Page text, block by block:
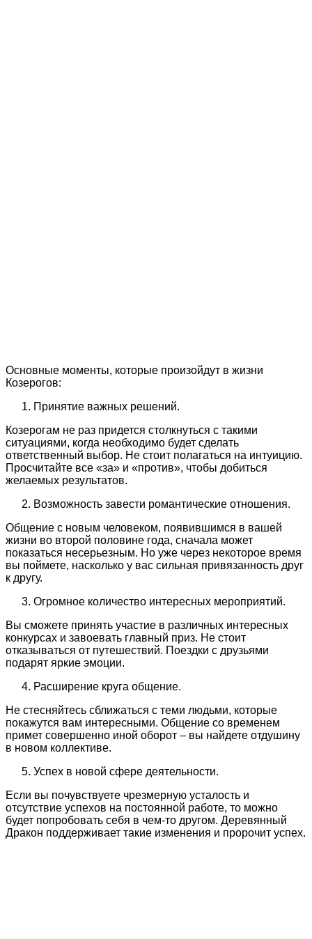
Основные моменты, которые произойдут в жизни
Козерогов:
Принятие важных решений.
Козерогам не раз придется столкнуться с такими
ситуациями, когда необходимо будет сделать
ответственный выбор. Не стоит полагаться на интуицию.
Просчитайте все «за» и «против», чтобы добиться
желаемых результатов.
Возможность завести романтические отношения.
Общение с новым человеком, появившимся в вашей
жизни во второй половине года, сначала может
показаться несерьезным. Но уже через некоторое время
вы поймете, насколько у вас сильная привязанность друг
к другу.
Огромное количество интересных мероприятий.
Вы сможете принять участие в различных интересных
конкурсах и завоевать главный приз. Не стоит
отказываться от путешествий. Поездки с друзьями
подарят яркие эмоции.
Расширение круга общение.
Не стесняйтесь сближаться с теми людьми, которые
покажутся вам интересными. Общение со временем
примет совершенно иной оборот – вы найдете отдушину
в новом коллективе.
Успех в новой сфере деятельности.
Если вы почувствуете чрезмерную усталость и
отсутствие успехов на постоянной работе, то можно
будет попробовать себя в чем-то другом. Деревянный
Дракон поддерживает такие изменения и пророчит успех.